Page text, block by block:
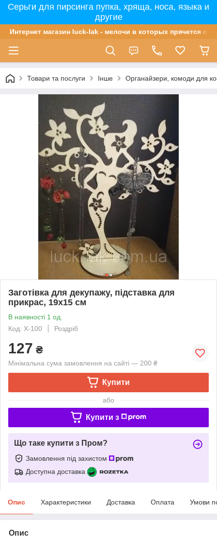
Серьги для пирсинга пупка, хряща, носа, языка и
другие
Интернет магазин luck-lak - мелочи в которых прячется
Товари та послуги Інше Органайзери, комоди для
Заготівка для декупажу, підставка для
прикрас, 19х15 см
В наявності 1 од.
Код: Х-100
Роздріб
127 ₴
Мінімальна сума замовлення на сайті — 200 ₴
Купити
або
Купити з
Що таке купити з Пром?
Замовлення під захистом
Доступна доставка
Опис Характеристики Доставка Оплата Умови
Опис